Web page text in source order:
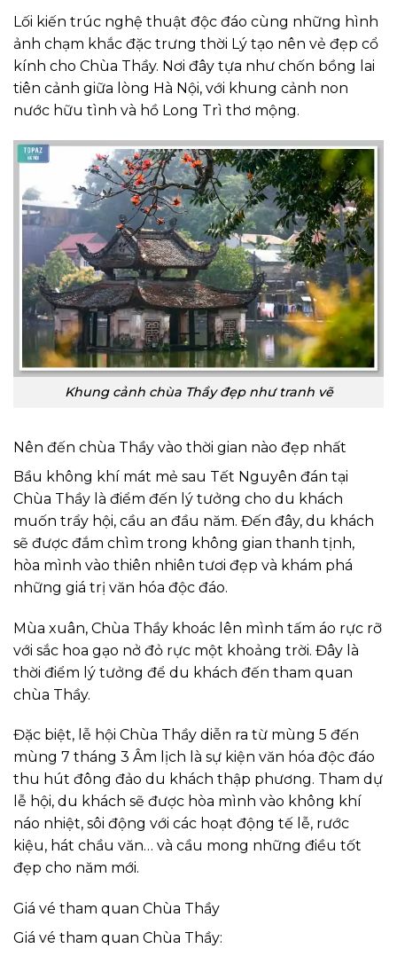
Lối kiến trúc nghệ thuật độc đáo cùng những hình
ảnh chạm khắc đặc trưng thời Lý tạo nên vẻ đẹp cổ
kính cho Chùa Thầy. Nơi đây tựa như chốn bồng lai
tiên cảnh giữa lòng Hà Nội, với khung cảnh non
nước hữu tình và hồ Long Trì thơ mộng.
Khung cảnh chùa Thầy đẹp như tranh vẽ
Nên đến chùa Thầy vào thời gian nào đẹp nhất
Bầu không khí mát mẻ sau Tết Nguyên đán tại
Chùa Thầy là điểm đến lý tưởng cho du khách
muốn trẩy hội, cầu an đầu năm. Đến đây, du khách
sẽ được đắm chìm trong không gian thanh tịnh,
hòa mình vào thiên nhiên tươi đẹp và khám phá
những giá trị văn hóa độc đáo.
Mùa xuân, Chùa Thầy khoác lên mình tấm áo rực rỡ
với sắc hoa gạo nở đỏ rực một khoảng trời. Đây là
thời điểm lý tưởng để du khách đến tham quan
chùa Thầy.
Đặc biệt, lễ hội Chùa Thầy diễn ra từ mùng 5 đến
mùng 7 tháng 3 Âm lịch là sự kiện văn hóa độc đáo
thu hút đông đảo du khách thập phương. Tham dự
lễ hội, du khách sẽ được hòa mình vào không khí
náo nhiệt, sôi động với các hoạt động tế lễ, rước
kiệu, hát chầu văn… và cầu mong những điều tốt
đẹp cho năm mới.
Giá vé tham quan Chùa Thầy
Giá vé tham quan Chùa Thầy: